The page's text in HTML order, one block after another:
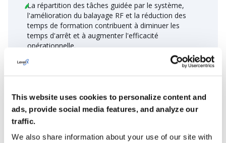
This website uses cookies to personalize content and
ads, provide social media features, and analyze our
traffic.
We also share information about your use of our site with
La répartition des tâches guidée par le système,
l'amélioration du balayage RF et la réduction des
temps de formation contribuent à diminuer les
temps d'arrêt et à augmenter l'efficacité
opérationnelle.
La conception intuitive et les fonctions de
rendement.